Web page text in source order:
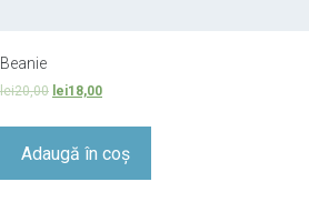
Beanie
lei20,00 lei18,00
Adaugă în coș